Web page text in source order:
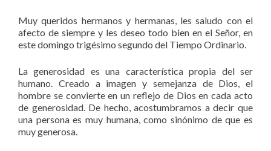
Muy queridos hermanos y hermanas, les saludo con el
afecto de siempre y les deseo todo bien en el Señor, en
este domingo trigésimo segundo del Tiempo Ordinario.
La generosidad es una característica propia del ser
humano. Creado a imagen y semejanza de Dios, el
hombre se convierte en un reflejo de Dios en cada acto
de generosidad. De hecho, acostumbramos a decir que
una persona es muy humana, como sinónimo de que es
muy generosa.